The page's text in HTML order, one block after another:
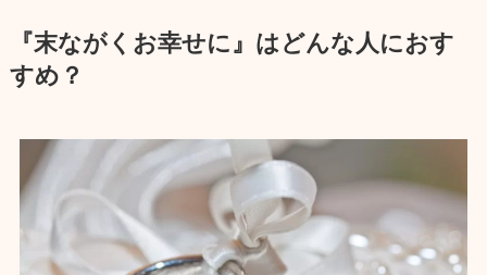
『末ながくお幸せに』はどんな人におす
すめ？